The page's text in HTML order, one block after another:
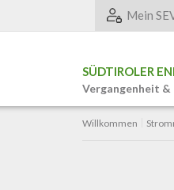
SÜDTIROLER
Vergangenheit &
Mein
Willkommen